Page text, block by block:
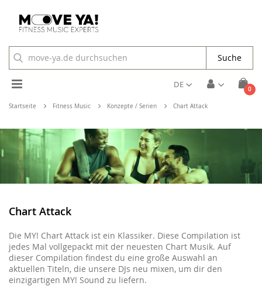
Cart
0
Toggle
Nav
DE
Suche
Startseite Fitness Music Konzepte / Serien Chart Attack
Chart Attack
Die MY! Chart Attack ist ein Klassiker. Diese Compilation ist
jedes Mal vollgepackt mit der neuesten Chart Musik. Auf
dieser Compilation findest du eine große Auswahl an
aktuellen Titeln, die unsere DJs neu mixen, um dir den
einzigartigen MY! Sound zu liefern.